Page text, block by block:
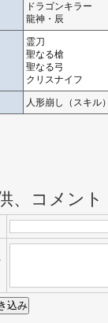
ドラゴンキラー
龍神・辰
霊刀
聖なる槍
聖なる弓
クリスナイフ
人形崩し（スキル
、コメント